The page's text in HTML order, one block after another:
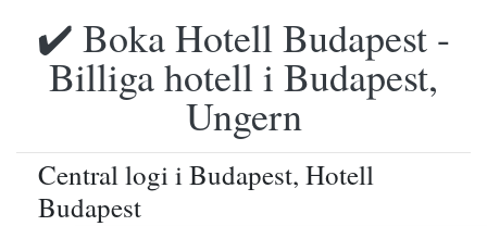
✔️ Boka Hotell Budapest -
Billiga hotell i Budapest,
Ungern
Central logi i Budapest, Hotell
Budapest